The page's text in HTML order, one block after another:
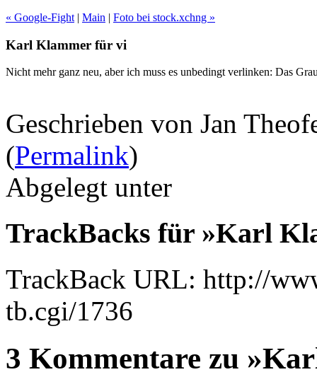
« Google-Fight | Main | Foto bei stock.xchng »
Karl Klammer für vi
Nicht mehr ganz neu, aber ich muss es unbedingt verlinken: Das
Geschrieben von Jan
(Permalink)
Abgelegt unter
TrackBacks für »Karl
TrackBack URL: http://
tb.cgi/1736
3 Kommentare zu